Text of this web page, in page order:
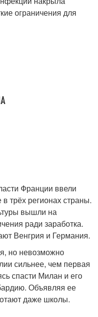
ограничения для
Франции ввели
трёх регионах страны.
вышли на
ради заработка.
Венгрия и Германия.
но невозможно
сильнее, чем первая
спасти Милан и его
Объявляя ее
даже школы.